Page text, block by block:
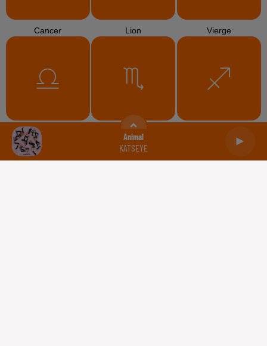
Animal
KATSEYE
Cancer Lion Vierge
Balance Scorpion